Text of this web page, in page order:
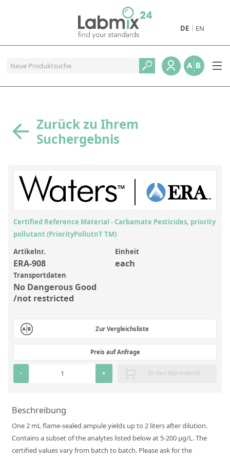
DE EN
Referenzstandards für die Industrie und Geologie
Referenzstandards für die Umweltanalytik
Referenzstandards für physikalische Eigenschaften
Organische Referenzstandards
Anorganische Referenzstandards
Laborvergleichsuntersuchungen (LVU/PT)
Laborbedarf und Verbrauchsmaterialien
Sonstige Standards
Übersicht: Kundenspezifische Standards
Anorganische wässrige Kundenmischungen
Organische Analyten | Rückstandsanalytik
Metallstandards | Setting Up Samples (SUS)
Kundenspezifische Polymerstandards
Pharmazeutische und organische Kundensynthesen
Zurück zu Ihrem
Suchergebnis
Certified Reference Material - Carbamate Pesticides, priority
pollutant (PriorityPollutnT TM)
Artikelnr.
ERA-908
Einheit
each
Transportdaten
No Dangerous Good
/not restricted
Zur Vergleichsliste
Preis auf Anfrage
- + In den Warenkorb
Beschreibung
One 2 mL flame-sealed ampule yields up to 2 liters after dilution.
Contains a subset of the analytes listed below at 5-200 µg/L. The
certified values vary from batch to batch. Please ask for the